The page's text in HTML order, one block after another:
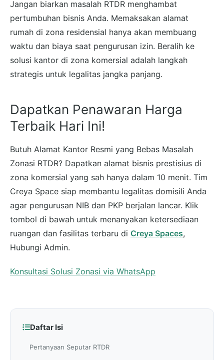
Jangan biarkan masalah RTDR menghambat
pertumbuhan bisnis Anda. Memaksakan alamat
rumah di zona residensial hanya akan membuang
waktu dan biaya saat pengurusan izin. Beralih ke
solusi kantor di zona komersial adalah langkah
strategis untuk legalitas jangka panjang.
Dapatkan Penawaran Harga
Terbaik Hari Ini!
Butuh Alamat Kantor Resmi yang Bebas Masalah
Zonasi RTDR? Dapatkan alamat bisnis prestisius di
zona komersial yang sah hanya dalam 10 menit. Tim
Creya Space siap membantu legalitas domisili Anda
agar pengurusan NIB dan PKP berjalan lancar. Klik
tombol di bawah untuk menanyakan ketersediaan
ruangan dan fasilitas terbaru di Creya Spaces,
Hubungi Admin.
Konsultasi Solusi Zonasi via WhatsApp
Daftar Isi
Pertanyaan Seputar RTDR